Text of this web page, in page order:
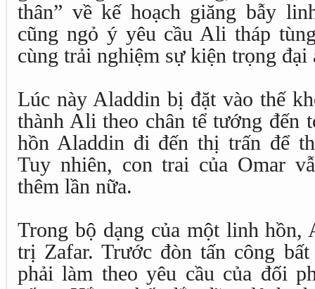
thân” về kế hoạch giăng bẫy
cũng ngỏ ý yêu cầu Ali tháp
cùng trải nghiệm sự kiện trọng đại
Lúc này Aladdin bị đặt vào thế
thành Ali theo chân tể tướng đến
hồn Aladdin đi đến thị trấn để
Tuy nhiên, con trai của Omar
thêm lần nữa.
Trong bộ dạng của một linh hồn,
trị Zafar. Trước đòn tấn công
phải làm theo yêu cầu của đối